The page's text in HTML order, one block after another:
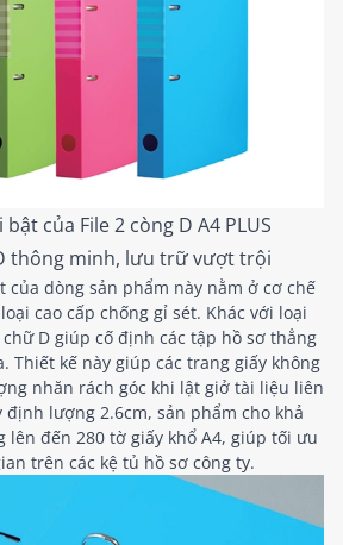
của File 2 còng D A4 PLUS
thông minh, lưu trữ vượt trội
dòng sản phẩm này nằm ở cơ chế
cao cấp chống gỉ sét. Khác với loại
D giúp cố định các tập hồ sơ thẳng
Thiết kế này giúp các trang giấy không
nhăn rách góc khi lật giở tài liệu liên
định lượng 2.6cm, sản phẩm cho khả
đến 280 tờ giấy khổ A4, giúp tối ưu
trên các kệ tủ hồ sơ công ty.